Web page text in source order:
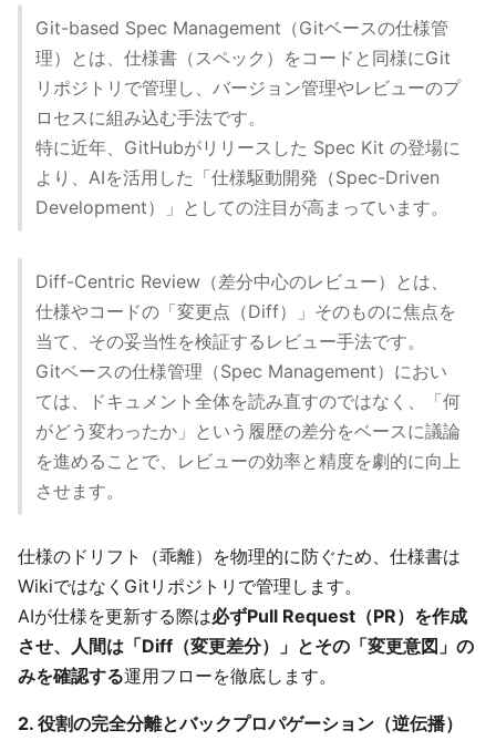
Git-based Spec Management（Gitベースの仕様管
理）とは、仕様書（スペック）をコードと同様にGit
リポジトリで管理し、バージョン管理やレビューのプ
ロセスに組み込む手法です。
特に近年、GitHubがリリースした Spec Kit の登場に
より、AIを活用した「仕様駆動開発（Spec-Driven
Development）」としての注目が高まっています。
Diff-Centric Review（差分中心のレビュー）とは、
仕様やコードの「変更点（Diff）」そのものに焦点を
当て、その妥当性を検証するレビュー手法です。
Gitベースの仕様管理（Spec Management）におい
ては、ドキュメント全体を読み直すのではなく、「何
がどう変わったか」という履歴の差分をベースに議論
を進めることで、レビューの効率と精度を劇的に向上
させます。
仕様のドリフト（乖離）を物理的に防ぐため、仕様書は
WikiではなくGitリポジトリで管理します。
AIが仕様を更新する際は必ずPull Request（PR）を作成
させ、人間は「Diff（変更差分）」とその「変更意図」の
みを確認する運用フローを徹底します。
2. 役割の完全分離とバックプロパゲーション（逆伝播）